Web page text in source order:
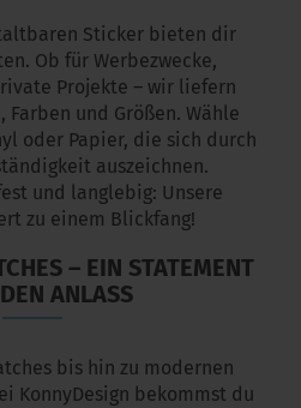
Sticker bieten dir
Ob für Werbezwecke,
Projekte – wir liefern
und Größen. Wähle
oder Papier, die sich durch
auszeichnen.
und langlebig: Unsere
zu einem Blickfang!
– EIN STATEMENT
ANLASS
bis hin zu modernen
KonnyDesign bekommst du